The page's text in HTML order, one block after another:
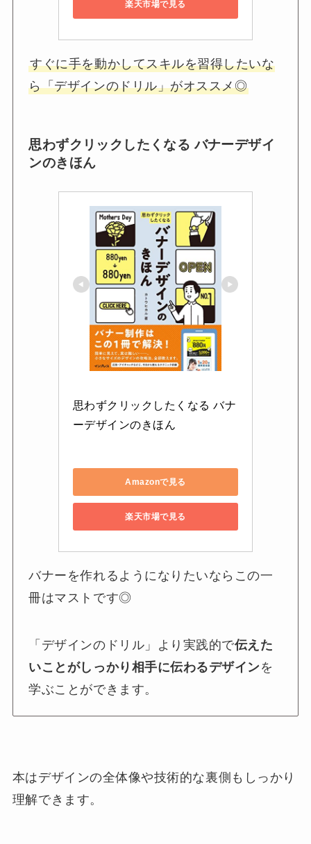
楽天市場で見る
すぐに手を動かしてスキルを習得したいな
ら「デザインのドリル」がオススメ◎
思わずクリックしたくなる バナーデザイ
ンのきほん
思わずクリックしたくなる バナ
ーデザインのきほん
Amazonで見る
楽天市場で見る
バナーを作れるようになりたいならこの一
冊はマストです◎
「デザインのドリル」より実践的で伝えた
いことがしっかり相手に伝わるデザインを
学ぶことができます。
本はデザインの全体像や技術的な裏側もしっかり
理解できます。